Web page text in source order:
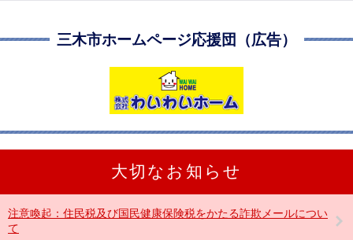
三木市ホームページ応援団（広告）
大切なお知らせ
注意喚起：住民税及び国民健康保険税をかたる詐欺メールについ
て